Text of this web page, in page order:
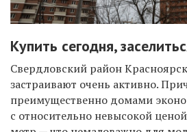
Купить сегодня,
Свердловский район
застраивают очень активно.
преимущественно домами
с относительно невысокой